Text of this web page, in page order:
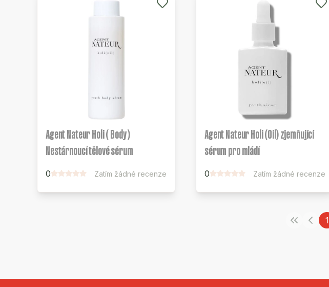
Agent Nateur Holi ( Body )
Nestárnoucí tělové sérum
0 Zatím žádné recenze
Agent Nateur Holi (Oil) zjemňující
sérum pro mládí
0 Zatím žádné recenze
1